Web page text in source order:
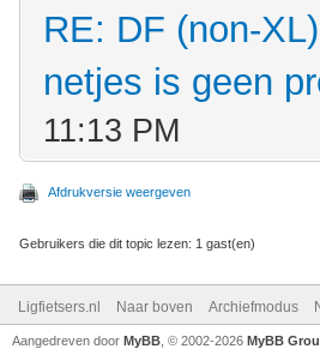
RE: DF (non-
netjes is geen
11:13 PM
Afdrukversie weergeven
Gebruikers die dit topic lezen: 1 gast(en)
Ligfietsers.nl Naar boven Archiefmodus
Aangedreven door MyBB , © 2002-2026 MyBB